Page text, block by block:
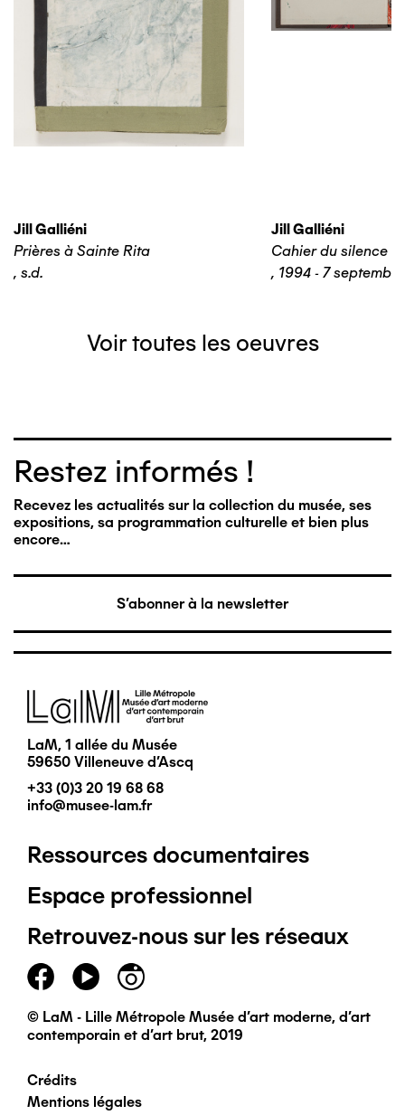
Jill Galliéni
Prières à Sainte Rita
, s.d.
Jill Galliéni
Cahier du silence
, 1994 - 7
Voir toutes les oeuvres
Restez informés !
Recevez les actualités sur la collection du musée, ses
expositions, sa programmation culturelle et bien plus
encore…
S'abonner à la newsletter
Image
LaM, 1 allée du Musée
59650 Villeneuve d'Ascq
+33 (0)3 20 19 68 68
info@musee-lam.fr
Pied
de
page
principal
Ressources documentaires
Espace professionnel
Retrouvez-nous sur les réseaux
© LaM - Lille Métropole Musée d'art moderne, d'art
contemporain et d'art brut, 2019
Pied
Crédits
Mentions légales